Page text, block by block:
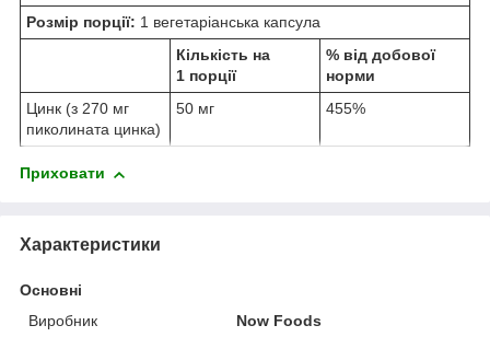
Розмір порції: 1 вегетаріанська капсула
Кількість на
1 порції
% від добової
норми
Цинк (з 270 мг
пиколината цинка)
50 мг 455%
Приховати
Характеристики
Основні
Виробник
Now Foods